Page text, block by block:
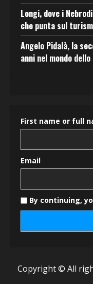
Longi, dove i
che punta sul
Angelo Pidalà, la
anni nel mondo
First name or full
Email
By continuing,
Copyright © All